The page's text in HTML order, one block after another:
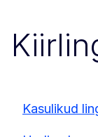
Kasulikud